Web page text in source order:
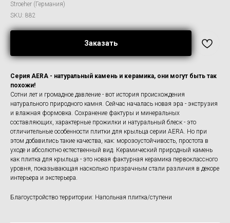
Stroeher (Германия)
SKU: 882
Заказать
Серия AERA - натуральный камень и керамика, они могут быть так
похожи!
Сотни лет и громадное давление - вот история происхождения
натурального природного камня. Сейчас началась новая эра - экструзия
и влажная формовка. Сохранение фактуры и минеральных
составляющих, характерные прожилки и натуральный блеск - это
отличительные особенности плитки для крыльца серии AERA. Но при
этом добавились такие качества, как: морозоустойчивость, простота в
уходе и абсолютно естественный вид. Керамический природный камень
как плитка для крыльца - это новая фактурная керамика первоклассного
уровня, показывающая насколько призрачным стали различия в декоре
интерьера и экстерьера.
Благоустройство территории: Напольная плитка/ступени